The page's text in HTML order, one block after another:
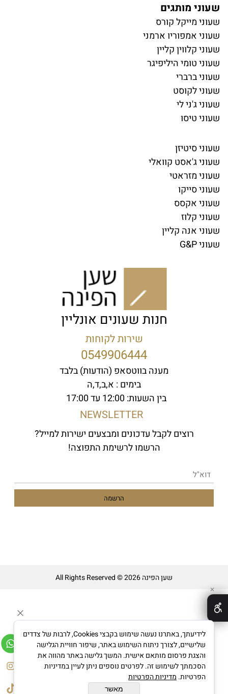
שעוני מותגים
שעוני מייקל קורס
שעוני אמפוריו ארמני
שעוני קלווין קליין
שעוני טומי היליפיגר
שעוני ברברי
שעוני לקוסט
שעוני ג'ני לי
שעוני טיסו
שעוני סיטיזן
שעוני ג'אסט קוואלי
שעוני מזראטי
שעוני סייקו
שעוני אקסס
שעוני קלוז
שעוני אנה קליין
שעוני G&P
חנות שעונים אונליין
שירות לקוחות
0549906444
מענה בווטסאפ (הודעות) בלבד
בימים : א,ב,ד,ה
בין השעות: 12:00 עד 17:00
NEWSLETTER
רוצים לקבל עדכונים ומבצעים ישירות למייל?
הרשמו לרשימת התפוצה!
שען הפינה All Rights Reserved © 2026
בניית אתרים
✕
לידיעתך, באתרנו נעשה שימוש בקבצי Cookies, לרבות של צדדים
שלישיים, לצורך ניתוח השימוש באתר, שיפור חוויית הגלישה
והצגת פרסום מותאם אישית. המשך גלישה באתר מהווה את
הסכמתך לשימוש זה. לפרטים נוספים ניתן לעיין במדיניות
הפרטיות. מדיניות הפרטיות
מאשר